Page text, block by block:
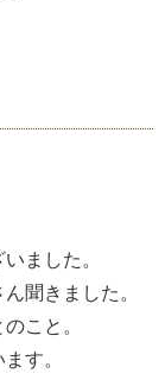
ました。
聞きました。
こと。
す。